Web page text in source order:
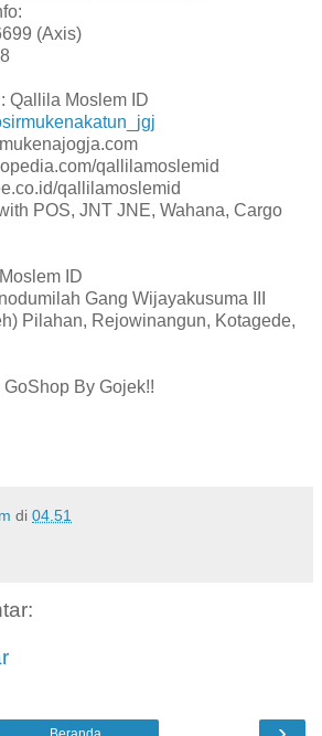
(Axis)
Qallila Moslem ID
qallilamoslemid
qallilamoslemid
POS, JNT JNE, Wahana, Cargo
ID
Gang Wijayakusuma III
Pilahan, Rejowinangun, Kotagede,
By Gojek!!
di 04.51